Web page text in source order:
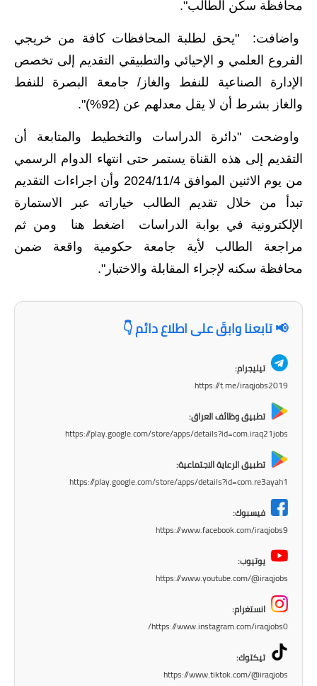
المرحلة الاعدادية
مرشحات
المرحلة الابتدائية
المرحلة المتوسطة
المرحلة الاعدادية
كتب مدرسية
المرحلة الابتدائية
المرحلة المتوسطة
المرحلة الاعدادية
ملازم دراسية
المرحلة الاعدادية
محافظة سكن الطالب".
واضافت: "يحق لطلبة المحافظات كافة من خريجي
الفروع العلمي و الإحيائي والتطبيقي التقديم إلى تخصص
الإدارة الصناعية للنفط والغاز/ جامعة البصرة للنفط
والغاز بشرط أن لا يقل معدلهم عن (92%)".
واوضحت "دائرة الدراسات والتخطيط والمتابعة أن
التقديم إلى هذه القناة يستمر حتى انتهاء الدوام الرسمي
من يوم الاثنين الموافق 2024/11/4 وأن اجراءات التقديم
تبدأ من خلال تقديم الطالب خياراته عبر الاستمارة
الإلكترونية في بوابة الدراسات اضغط هنا ومن ثم
مراجعة الطالب لأية جامعة حكومية واقعة ضمن
محافظة سكنه لإجراء المقابلة والاختبار".
📢 تابعنا وابقَ على اطلاع دائم 👇
تيليجرام:
https://t.me/iraqjobs2019
تطبيق وظائف العراق:
https://play.google.com/store/apps/details?id=com.iraq21jobs
تطبيق الرعاية الاجتماعية:
https://play.google.com/store/apps/details?id=com.re3ayah1
فيسبوك:
https://www.facebook.com/iraqjobs9
يوتيوب:
https://www.youtube.com/@iraqjobs
انستغرام:
https://www.instagram.com/iraqjobs0/
تيكتوك:
https://www.tiktok.com/@iraqjobs